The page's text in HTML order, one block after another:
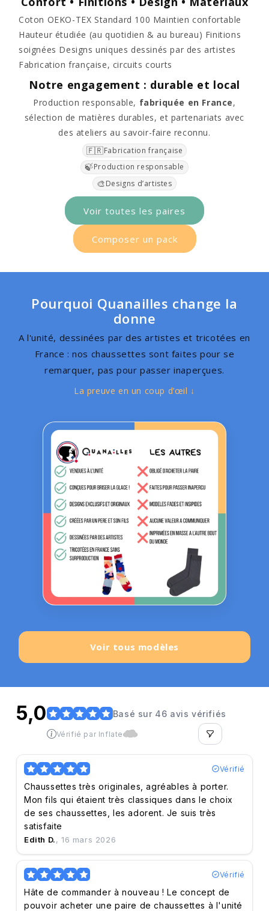
Coton OEKO-TEX Standard 100 Maintien confortable
Hauteur étudiée (au quotidien & au bureau) Finitions
soignées Designs uniques dessinés par des artistes
Fabrication française, circuits courts
Notre engagement : durable et local
Production responsable, fabriquée en France,
sélection de matières durables, et partenariats avec
des ateliers au savoir-faire reconnu.
🇫🇷Fabrication française
🍃Production responsable
🎨Designs d’artistes
Voir toutes les paires
Composer un pack
Pourquoi Quanailles change la
donne
A l'unité, dessinées par des artistes et tricotées en
France : nos chaussettes sont faites pour se
remarquer, pas pour passer inaperçues.
La preuve en un coup d’œil ↓
Voir tous modèles
5,0 Basé sur 46 avis vérifiés
Vérifié par Inflate
Vérifié
Chaussettes très originales, agréables à porter.
Mon fils qui étaient très classiques dans le choix
de ses chaussettes, les adorent. Je suis très
satisfaite
Edith D., 16 mars 2026
Vérifié
Hâte de commander à nouveau ! Le concept de
pouvoir acheter une paire de chaussettes à l'unité